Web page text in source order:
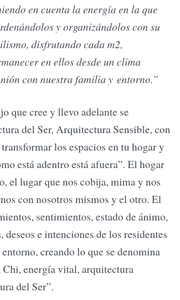
en cuenta la energía en la que
y organizándolos con su
disfrutando cada m2,
en ellos desde un clima
con nuestra familia y entorno.”
que cree y llevo adelante se
del Ser, Arquitectura Sensible, con
transformar los espacios en tu hogar y
está adentro está afuera”. El hogar
el lugar que nos cobija, mima y nos
con nosotros mismos y el otro. El
sentimientos, estado de ánimo,
e intenciones de los residentes
creando lo que se denomina
Chi, energía vital, arquitectura
del Ser”.